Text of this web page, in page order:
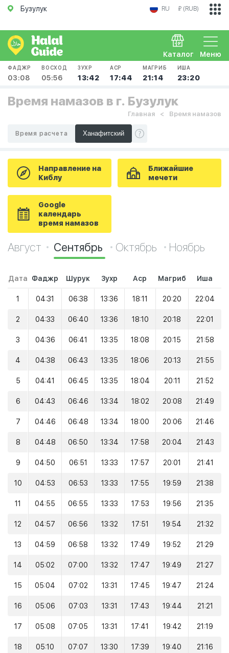
Бузулук RU ₽ (RUB)
Меню
Каталог
ФАДЖР
03:08
ВОСХОД
05:56
ЗУХР
13:42
АСР
17:44
МАГРИБ
21:14
ИША
23:20
Время намазов в г. Бузулук
Главная Время намазов
Время расчета
Направление на
Киблу
Ближайшие
мечети
Google
календарь
время намазов
Август Сентябрь Октябрь Ноябрь
Дата Фаджр Шурук Зухр Аср Магриб Иша
1 04:31 06:38 13:36 18:11 20:20 22:04
2 04:33 06:40 13:36 18:10 20:18 22:01
3 04:36 06:41 13:35 18:08 20:15 21:58
4 04:38 06:43 13:35 18:06 20:13 21:55
5 04:41 06:45 13:35 18:04 20:11 21:52
6 04:43 06:46 13:34 18:02 20:08 21:49
7 04:46 06:48 13:34 18:00 20:06 21:46
8 04:48 06:50 13:34 17:58 20:04 21:43
9 04:50 06:51 13:33 17:57 20:01 21:41
10 04:53 06:53 13:33 17:55 19:59 21:38
11 04:55 06:55 13:33 17:53 19:56 21:35
12 04:57 06:56 13:32 17:51 19:54 21:32
13 04:59 06:58 13:32 17:49 19:52 21:29
14 05:02 07:00 13:32 17:47 19:49 21:27
15 05:04 07:02 13:31 17:45 19:47 21:24
16 05:06 07:03 13:31 17:43 19:44 21:21
17 05:08 07:05 13:31 17:41 19:42 21:19
18 05:10 07:07 13:30 17:39 19:40 21:16